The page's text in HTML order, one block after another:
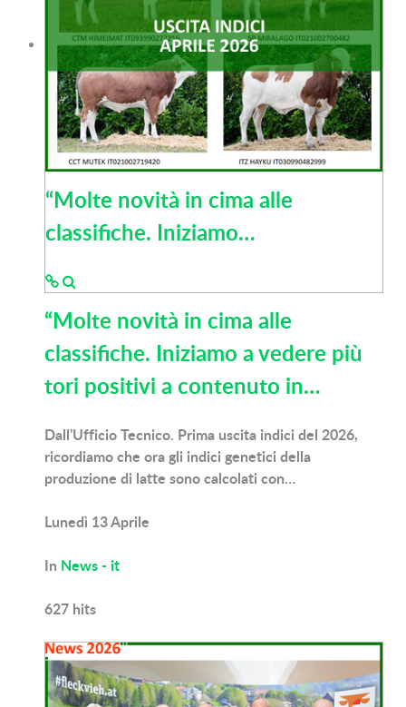
“Molte novità in cima alle
classifiche. Iniziamo…
“Molte novità in cima alle
classifiche. Iniziamo a vedere più
tori positivi a contenuto in…
Dall'Ufficio Tecnico. Prima uscita indici del 2026,
ricordiamo che ora gli indici genetici della
produzione di latte sono calcolati con…
Lunedì 13 Aprile
In News - it
627 hits